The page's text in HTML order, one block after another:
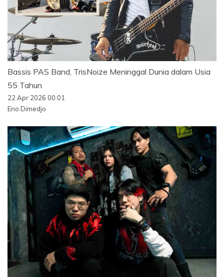
Bassis PAS Band, TrisNoize Meninggal Dunia dalam Usia
55 Tahun
22 Apr 2026 00:01
Eno Dimedjo